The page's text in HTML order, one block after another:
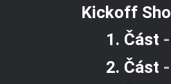
Kickoff
1. Část -
2. Část -